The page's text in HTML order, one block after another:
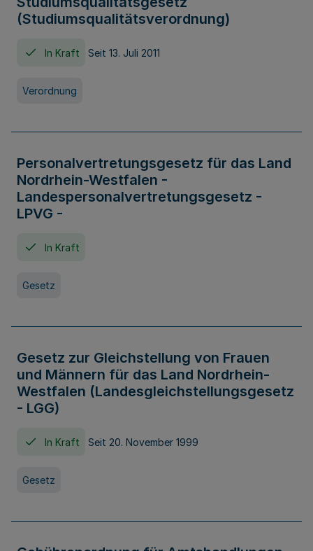
(Studiumsqualitätsverordnung)
In Kraft Seit 13. Juli 2011
Verordnung
Personalvertretungsgesetz für das Land
Nordrhein-Westfalen -
Landespersonalvertretungsgesetz -
LPVG -
In Kraft
Gesetz
Gesetz zur Gleichstellung von Frauen
und Männern für das Land Nordrhein-
Westfalen (Landesgleichstellungsgesetz
- LGG)
In Kraft Seit 20. November 1999
Gesetz